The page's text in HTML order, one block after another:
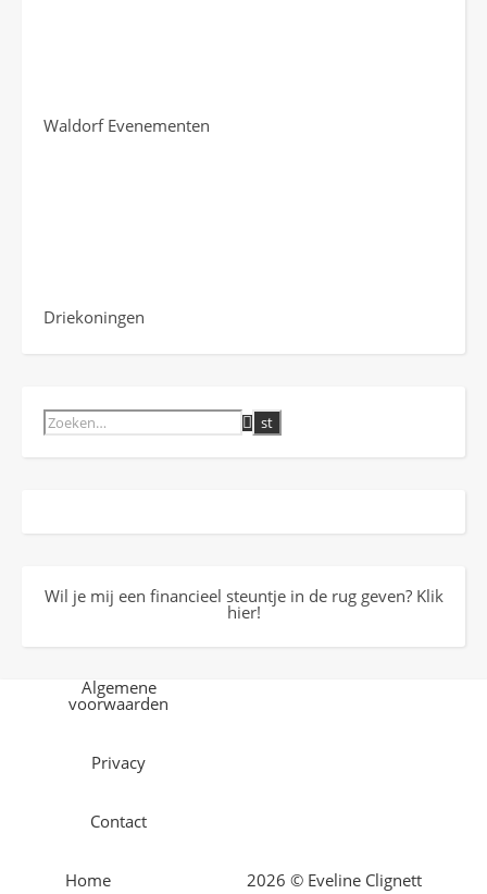
Waldorf Evenementen
Driekoningen
Wil je mij een financieel steuntje in de rug geven? Klik
hier!
Algemene
voorwaarden
Privacy
Contact
2026 © Eveline Clignett
Home